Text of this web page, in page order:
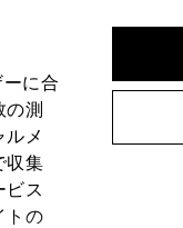
に合
測
メ
収集
ビス
トの